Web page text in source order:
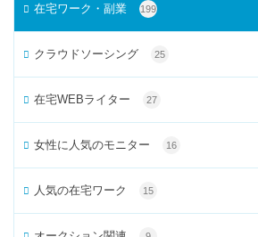
在宅ワーク・副業 199
クラウドソーシング 25
在宅WEBライター 27
女性に人気のモニター 16
人気の在宅ワーク 15